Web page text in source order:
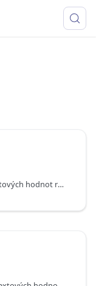
Převede binární hodnotu na seznam textových hodnot rozdělených na koncích řádků. Pokud je určen styl uvozovek, mohou být znaky konců řádků uzavřeny do uvozovek. Pokud má parametr includeLineSeparators hodnotu True, jsou znaky konců řádků zahrnuty do textu.